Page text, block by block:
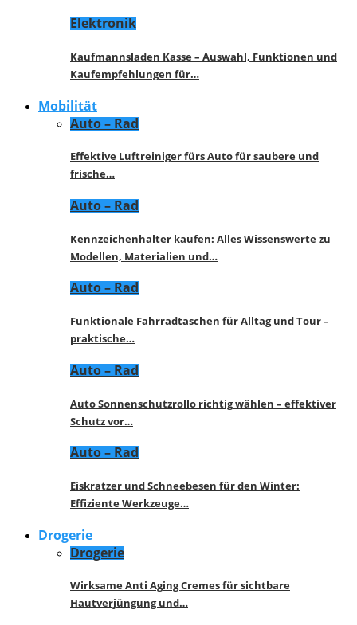
Elektronik
Kaufmannsladen Kasse – Auswahl, Funktionen und
Kaufempfehlungen für…
Mobilität
Auto – Rad
Effektive Luftreiniger fürs Auto für saubere und
frische…
Auto – Rad
Kennzeichenhalter kaufen: Alles Wissenswerte zu
Modellen, Materialien und…
Auto – Rad
Funktionale Fahrradtaschen für Alltag und Tour –
praktische…
Auto – Rad
Auto Sonnenschutzrollo richtig wählen – effektiver
Schutz vor…
Auto – Rad
Eiskratzer und Schneebesen für den Winter:
Effiziente Werkzeuge…
Drogerie
Drogerie
Wirksame Anti Aging Cremes für sichtbare
Hautverjüngung und…